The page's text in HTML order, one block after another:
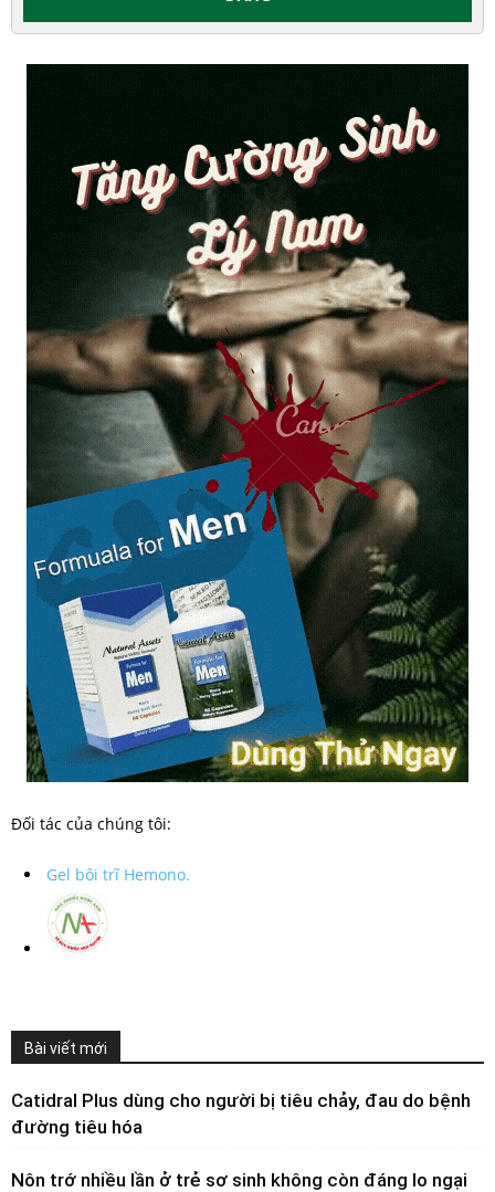
Đối tác của chúng tôi:
Gel bôi trĩ Hemono.
Bài viết mới
Catidral Plus dùng cho người bị tiêu chảy, đau do bệnh
đường tiêu hóa
Nôn trớ nhiều lần ở trẻ sơ sinh không còn đáng lo ngại